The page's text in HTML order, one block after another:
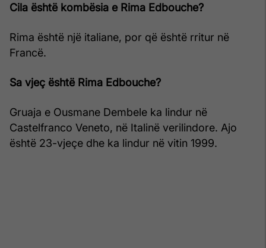
Cila është kombësia e Rima Edbouche?
Rima është një italiane, por që është rritur në
Francë.
Sa vjeç është Rima Edbouche?
Gruaja e Ousmane Dembele ka lindur në
Castelfranco Veneto, në Italinë verilindore. Ajo
është 23-vjeçe dhe ka lindur në vitin 1999.